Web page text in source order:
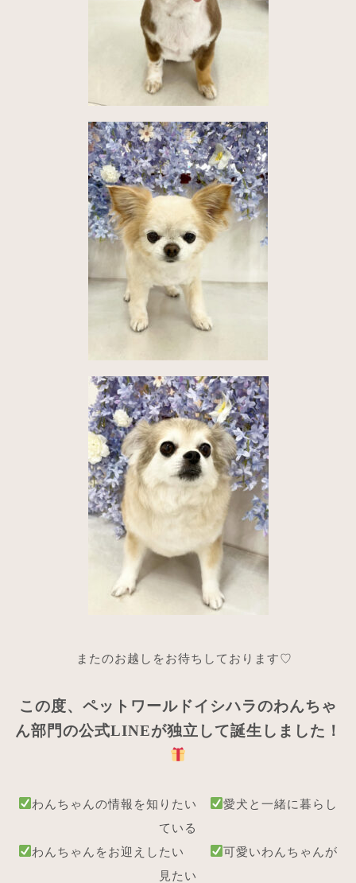
またのお越しをお待ちしております♡
この度、ペットワールドイシハラのわんちゃ
ん部門の公式LINEが独立して誕生しました！
わんちゃんの情報を知りたい
愛犬と一緒に暮らし
ている
わんちゃんをお迎えしたい
可愛いわんちゃんが
見たい